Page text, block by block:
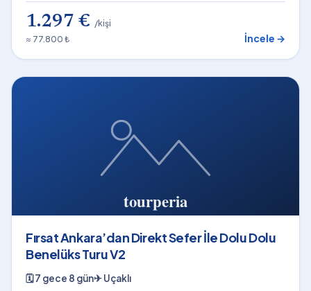
1.297 € /kişi
≈ 77.800 ₺
İncele →
Fırsat Ankara’dan Direkt Sefer İle Dolu Dolu
Benelüks Turu V2
🗓7 gece 8 gün✈Uçaklı